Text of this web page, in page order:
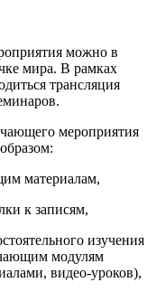
можно в
мира. В рамках
трансляция
мероприятия
материалам,
к записям,
изучения
модулям
видео-уроков),